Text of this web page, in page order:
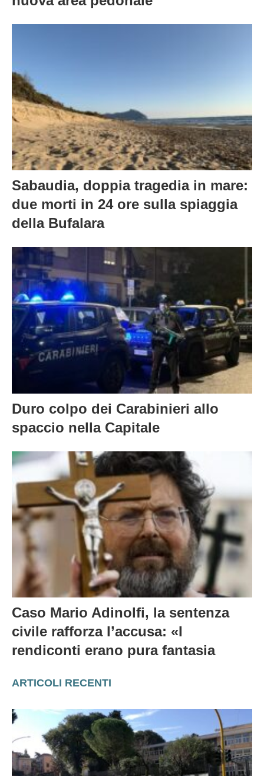
Sabaudia, doppia tragedia in mare:
due morti in 24 ore sulla spiaggia
della Bufalara
Duro colpo dei Carabinieri allo
spaccio nella Capitale
Caso Mario Adinolfi, la sentenza
civile rafforza l’accusa: «I
rendiconti erano pura fantasia
ARTICOLI RECENTI